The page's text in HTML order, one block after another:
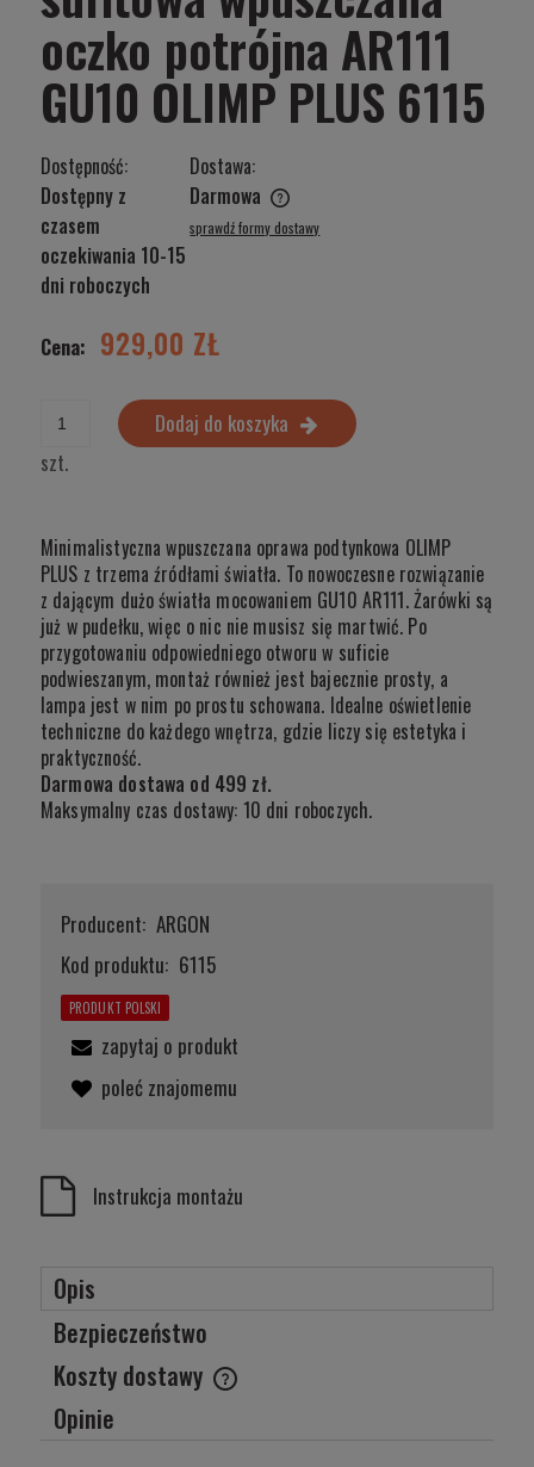
oczko potrójna AR111
GU10 OLIMP PLUS 6115
Dostępność:
Dostępny z
czasem
oczekiwania 10-15
dni roboczych
Dostawa:
Darmowa
Cena nie zawiera ewentualnych kosztów płatności
sprawdź formy dostawy
Cena: 929,00 ZŁ
szt.
Dodaj do koszyka
Minimalistyczna wpuszczana oprawa podtynkowa OLIMP
PLUS z trzema źródłami światła. To nowoczesne rozwiązanie
z dającym dużo światła mocowaniem GU10 AR111. Żarówki są
już w pudełku, więc o nic nie musisz się martwić. Po
przygotowaniu odpowiedniego otworu w suficie
podwieszanym, montaż również jest bajecznie prosty, a
lampa jest w nim po prostu schowana. Idealne oświetlenie
techniczne do każdego wnętrza, gdzie liczy się estetyka i
praktyczność.
Darmowa dostawa od 499 zł.
Maksymalny czas dostawy: 10 dni roboczych.
Producent: ARGON
Kod produktu: 6115
PRODUKT POLSKI
zapytaj o produkt
poleć znajomemu
Instrukcja montażu
Opis
Bezpieczeństwo
Koszty dostawy
Cena nie zawiera ewentualnych kosztów płatności
Opinie